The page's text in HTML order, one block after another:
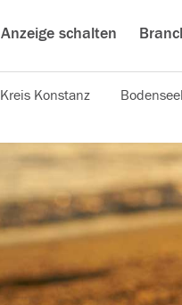
Anzeige schalten
Kreis Konstanz